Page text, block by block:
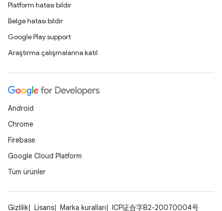
Platform hatası bildir
Belge hatası bildir
Google Play support
Araştırma çalışmalarına katıl
Android
Chrome
Firebase
Google Cloud Platform
Tüm ürünler
Gizlilik Lisans Marka kuralları ICP证合字B2-20070004号